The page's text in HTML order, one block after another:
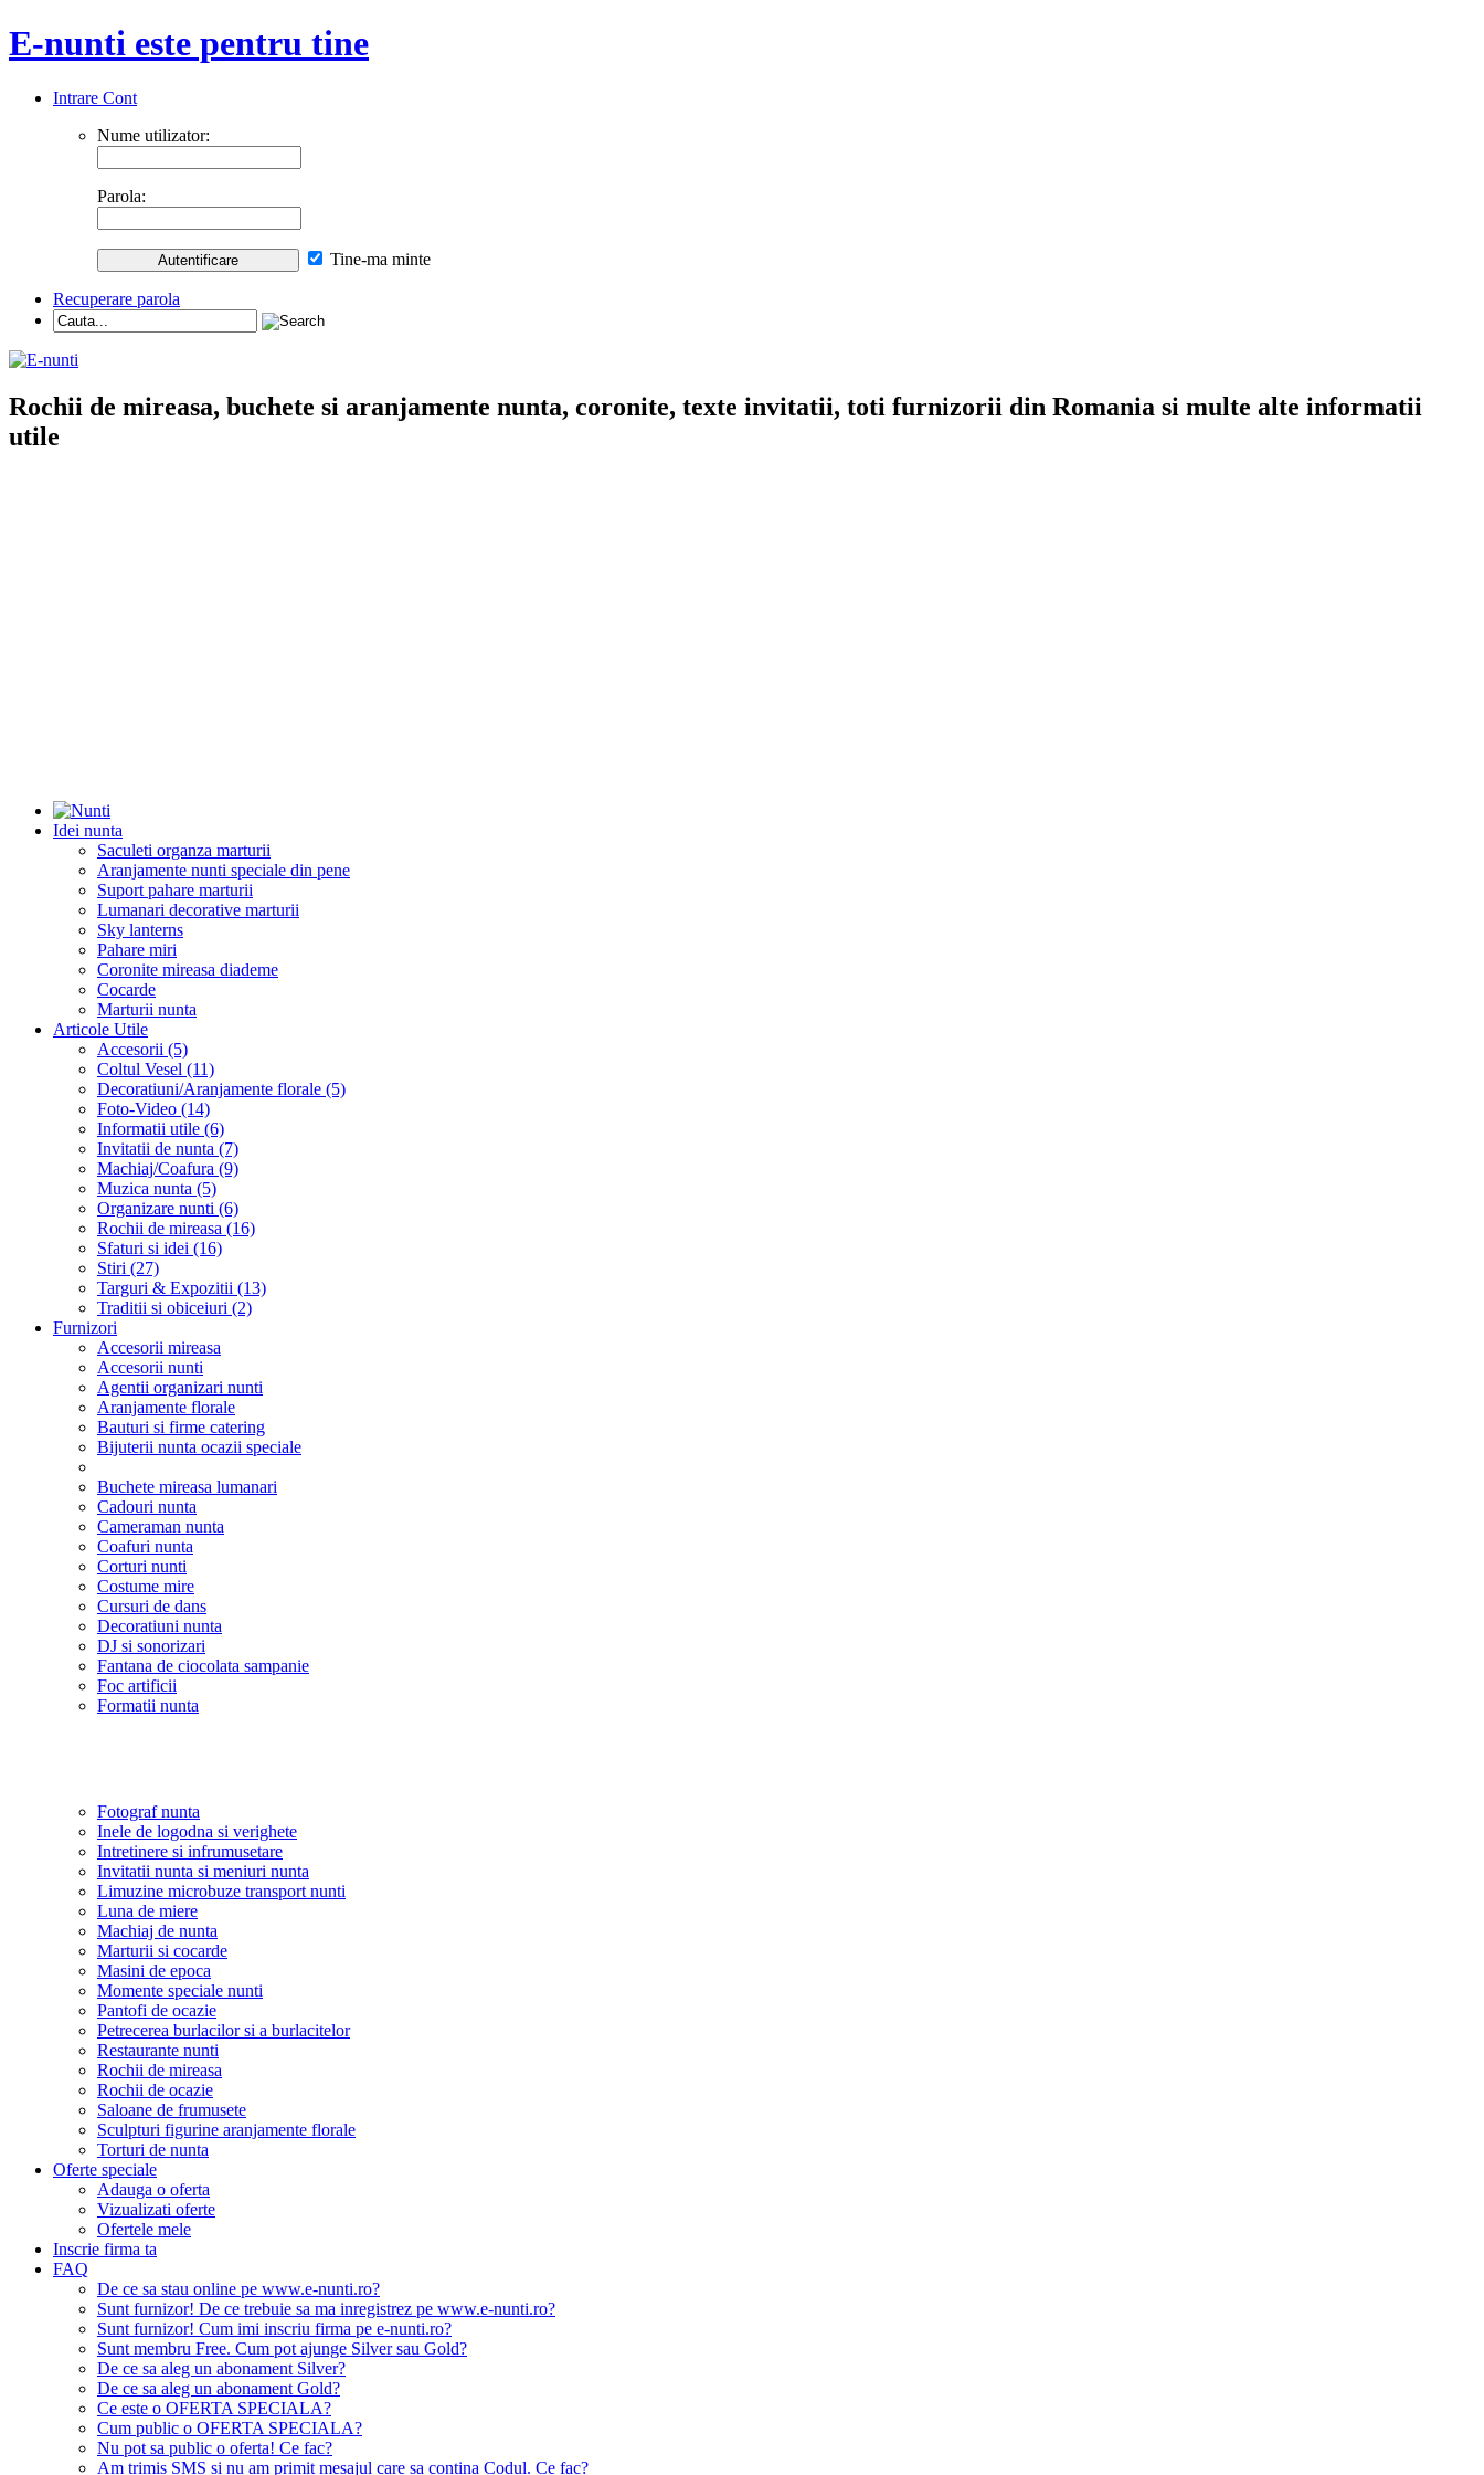
E-nunti este pentru tine
Intrare Cont
Nume utilizator:
Parola:
Tine-ma minte
Recuperare parola
Rochii de mireasa, buchete si aranjamente nunta, coronite, texte invitatii, toti furnizorii din Romania si multe alte informatii
utile
Idei nunta
Saculeti organza marturii
Aranjamente nunti speciale din pene
Suport pahare marturii
Lumanari decorative marturii
Sky lanterns
Pahare miri
Coronite mireasa diademe
Cocarde
Marturii nunta
Articole Utile
Accesorii (5)
Coltul Vesel (11)
Decoratiuni/Aranjamente florale (5)
Foto-Video (14)
Informatii utile (6)
Invitatii de nunta (7)
Machiaj/Coafura (9)
Muzica nunta (5)
Organizare nunti (6)
Rochii de mireasa (16)
Sfaturi si idei (16)
Stiri (27)
Targuri & Expozitii (13)
Traditii si obiceiuri (2)
Furnizori
Accesorii mireasa
Accesorii nunti
Agentii organizari nunti
Aranjamente florale
Bauturi si firme catering
Bijuterii nunta ocazii speciale
Buchete mireasa lumanari
Cadouri nunta
Cameraman nunta
Coafuri nunta
Corturi nunti
Costume mire
Cursuri de dans
Decoratiuni nunta
DJ si sonorizari
Fantana de ciocolata sampanie
Foc artificii
Formatii nunta
Fotograf nunta
Inele de logodna si verighete
Intretinere si infrumusetare
Invitatii nunta si meniuri nunta
Limuzine microbuze transport nunti
Luna de miere
Machiaj de nunta
Marturii si cocarde
Masini de epoca
Momente speciale nunti
Pantofi de ocazie
Petrecerea burlacilor si a burlacitelor
Restaurante nunti
Rochii de mireasa
Rochii de ocazie
Saloane de frumusete
Sculpturi figurine aranjamente florale
Torturi de nunta
Oferte speciale
Adauga o oferta
Vizualizati oferte
Ofertele mele
Inscrie firma ta
FAQ
De ce sa stau online pe www.e-nunti.ro?
Sunt furnizor! De ce trebuie sa ma inregistrez pe www.e-nunti.ro?
Sunt furnizor! Cum imi inscriu firma pe e-nunti.ro?
Sunt membru Free. Cum pot ajunge Silver sau Gold?
De ce sa aleg un abonament Silver?
De ce sa aleg un abonament Gold?
Ce este o OFERTA SPECIALA?
Cum public o OFERTA SPECIALA?
Nu pot sa public o oferta! Ce fac?
Am trimis SMS si nu am primit mesajul care sa contina Codul. Ce fac?